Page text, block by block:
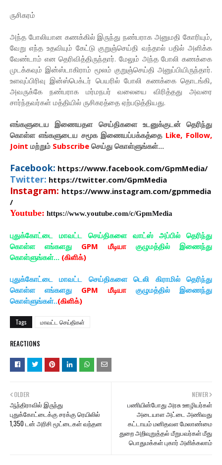
ருசிகரம்
அந்த போலியான கணக்கில் இருந்து நண்பராக அனுமதி கோரியும்,
வேறு எந்த உதவியும் கேட்டு குறுஞ்செய்தி வந்தால் பதில் அளிக்க
வேண்டாம் என தெரிவித்திருந்தார். மேலும் அந்த போலி கணக்கை
முடக்கவும் இன்ஸ்டாகிராம் மூலம் குறுஞ்செய்தி அனுப்பியிருந்தார்.
உளவுப்பிரிவு இன்ஸ்பெக்டர் பெயரில் போலி கணக்கை தொடங்கி,
அவருக்கே நண்பராக மர்மநபர் வலையை விரித்தது அவரை
சார்ந்தவர்கள் மத்தியில் ருசிகரத்தை ஏற்படுத்தியது.
எங்களுடைய இணையதள செய்திகளை உடனுக்குடன் தெரிந்து
கொள்ள எங்களுடைய சமூக இணையப்பக்கத்தை Like, Follow,
Joint மற்றும் Subscribe செய்து கொள்ளுங்கள்...
Facebook: https://www.facebook.com/GpmMedia/
Twitter: https://twitter.com/GpmMedia
Instagram: https://www.instagram.com/gpmmedia
/
Youtube: https://www.youtube.com/c/GpmMedia
புதுக்கோட்டை மாவட்ட செய்திகளை வாட்ஸ் அப்பில் தெரிந்து
கொள்ள எங்களது GPM மீடியாகுழுமத்தில் இணைந்து
கொள்ளுங்கள்... (கிளிக்)
புதுக்கோட்டை மாவட்ட செய்திகளை டெலி கிராமில் தெரிந்து
கொள்ள எங்களது GPM மீடியாகுழுமத்தில் இணைந்து
கொள்ளுங்கள்..(கிளிக்)
Tags மாவட்ட செய்திகள்
REACTIONS
NEWER
பணியின்போது அரசு ஊழியர்கள்
அடையாள அட்டை அணிவது
கட்டாயம் மனிதவள மேலாண்மை
துறை அறிவுறுத்தல் மீறுபவர்கள் மீது
பொதுமக்கள் புகார் அளிக்கலாம்
OLDER
ஆந்திராவில் இருந்து
புதுக்கோட்டைக்கு சரக்கு ரெயிலில்
1,350 டன் அரிசி மூட்டைகள் வந்தன